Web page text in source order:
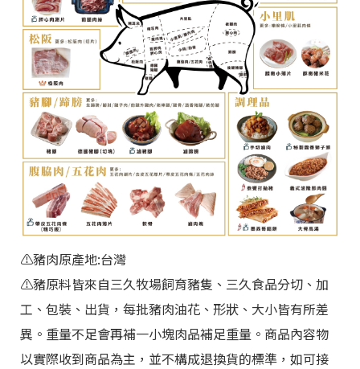
⚠️豬肉原產地:台灣
⚠️豬原料皆來自三久牧場飼育豬隻、三久食品分切、加
工、包裝、出貨，每批豬肉油花、形狀、大小皆有所差
異。重量不足會再補一小塊肉品補足重量。商品內容物
以實際收到商品為主，並不構成退換貨的標準，如可接